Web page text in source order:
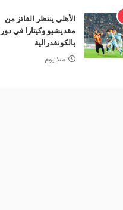
الأهلي ينتظر الفائز من
بالكونفدرالية
منذ يوم